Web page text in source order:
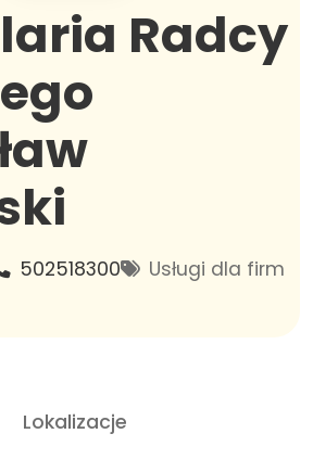
Radcy
502518300 Usługi dla firm
Lokalizacje